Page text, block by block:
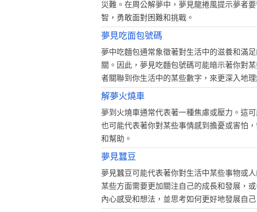
災難。在周公解夢中，夢見龍捲風提示夢者
智，勇敢面對困難和挑戰。
夢見吃面包號碼
夢中吃麵包通常象徵著對生活中的滋養和滿
關。因此，夢見吃麵包號碼可能暗示著你對
者關聯到你生活中的某些數字，來更深入地
解夢火燒車
夢到火燒車通常代表著一種焦慮或壓力。這
也可能代表著你對某些事情感到擔憂或害怕
和幫助。
夢見蠶豆
夢見蠶豆可能代表著你對生活中某些事物或
某些方面需要更加關注自己的成長和發展，
內心感受和想法，並思考如何更好地發展自己